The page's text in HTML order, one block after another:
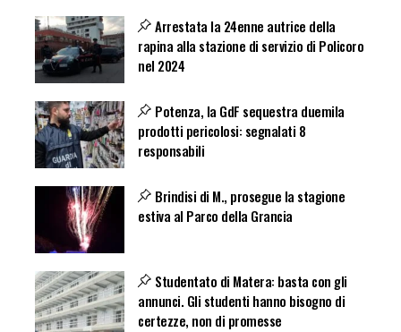
Arrestata la 24enne autrice della
rapina alla stazione di servizio di Policoro
nel 2024
Potenza, la GdF sequestra duemila
prodotti pericolosi: segnalati 8
responsabili
Brindisi di M., prosegue la stagione
estiva al Parco della Grancia
Studentato di Matera: basta con gli
annunci. Gli studenti hanno bisogno di
certezze, non di promesse